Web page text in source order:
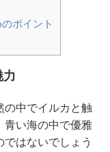
ポイント
の中でイルカと触
青い海の中で優雅
はないでしょう